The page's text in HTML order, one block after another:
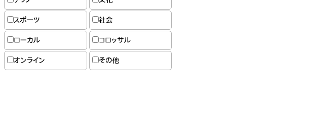
スポーツ 社会
ローカル コロッサル
オンライン その他